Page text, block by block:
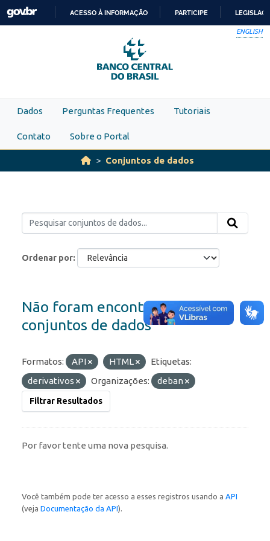
Skip to main content
PARA
O
CONTEÚDO
ACESSO À INFORMAÇÃO PARTICIPE
ENGLISH
Dados Perguntas Frequentes Tutoriais
Contato Sobre o Portal
Conjuntos de dados
Ordenar por
Não foram encontrados
conjuntos de dados
Formatos: API HTML
Etiquetas:
derivativos
Organizações: deban
Filtrar Resultados
Por favor tente uma nova pesquisa.
Você também pode ter acesso a esses registros usando a API
(veja Documentação da API).